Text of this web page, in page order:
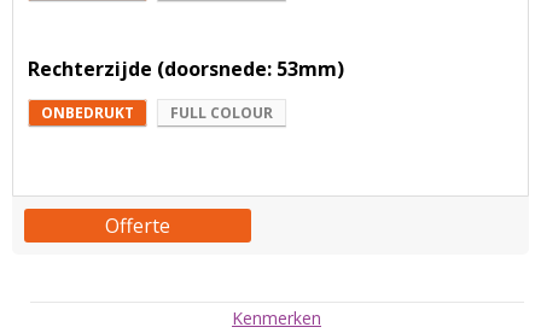
Rechterzijde (doorsnede: 53mm)
ONBEDRUKT FULL COLOUR
Offerte
Kenmerken